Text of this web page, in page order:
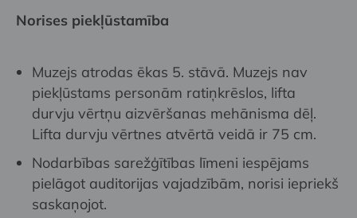
Norises piekļūstamība
Muzejs atrodas ēkas 5. stāvā. Muzejs nav
piekļūstams personām ratiņkrēslos, lifta
durvju vērtņu aizvēršanas mehānisma dēļ.
Lifta durvju vērtnes atvērtā veidā ir 75 cm.
Nodarbības sarežģītības līmeni iespējams
pielāgot auditorijas vajadzībām, norisi iepriekš
saskaņojot.